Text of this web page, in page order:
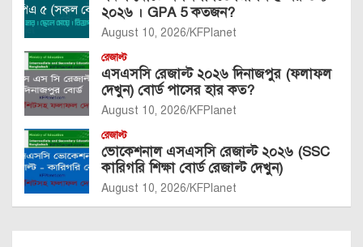
২০২৬ । GPA 5 কতজন?
August 10, 2026 KFPlanet
রেজাল্ট
এসএসসি রেজাল্ট ২০২৬ দিনাজপুর (ফলাফল
দেখুন) বোর্ড পাসের হার কত?
August 10, 2026 KFPlanet
রেজাল্ট
ভোকেশনাল এসএসসি রেজাল্ট ২০২৬ (SSC
কারিগরি শিক্ষা বোর্ড রেজাল্ট দেখুন)
August 10, 2026 KFPlanet